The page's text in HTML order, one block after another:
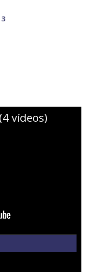
vídeos)